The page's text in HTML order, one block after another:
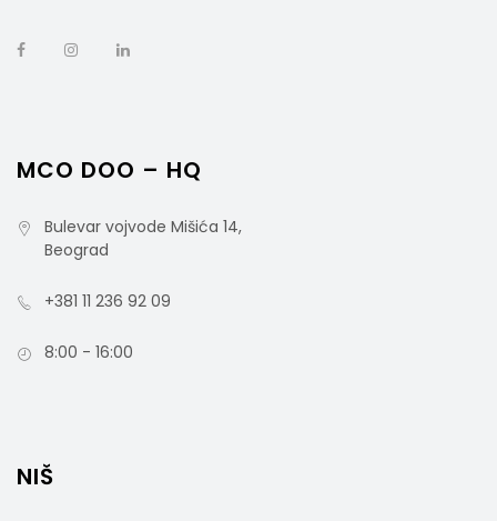
Dozator MIDI Ubrusa Sa Centralnim
6.000,00
cena bez PDV-a
MCO DOO – HQ
Bulevar vojvode Mišića 14,
Beograd
+381 11 236 92 09
8:00 - 16:00
NIŠ